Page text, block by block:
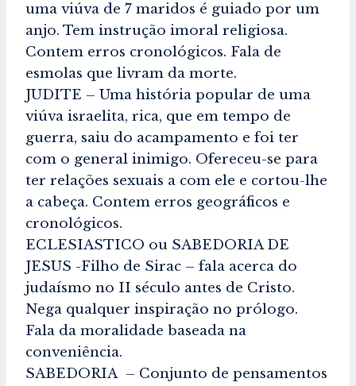
uma viúva de 7 maridos é guiado por um
anjo. Tem instrução imoral religiosa.
Contem erros cronológicos. Fala de
esmolas que livram da morte.
JUDITE – Uma história popular de uma
viúva israelita, rica, que em tempo de
guerra, saiu do acampamento e foi ter
com o general inimigo. Ofereceu-se para
ter relações sexuais a com ele e cortou-lhe
a cabeça. Contem erros geográficos e
cronológicos.
ECLESIASTICO ou SABEDORIA DE
JESUS -Filho de Sirac – fala acerca do
judaísmo no II século antes de Cristo.
Nega qualquer inspiração no prólogo.
Fala da moralidade baseada na
conveniência.
SABEDORIA – Conjunto de pensamentos